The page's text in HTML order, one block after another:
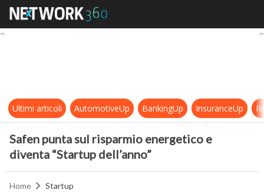
Safen punta sul risparmio
Ultimi articoli AutomotiveUp BankingUp InsuranceUp
Safen punta sul risparmio energetico e
diventa “Startup dell’anno”
Home Startup